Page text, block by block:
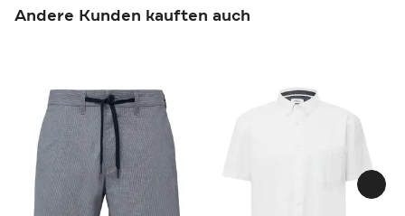
Andere Kunden kauften auch